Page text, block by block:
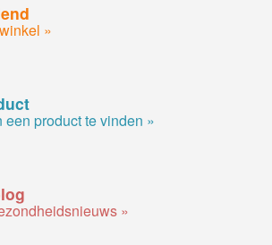
»
een product te vinden »
»